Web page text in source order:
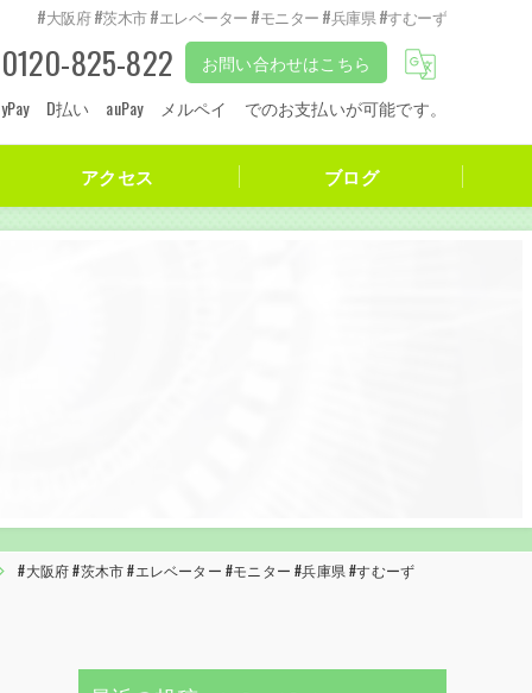
#大阪府 #茨木市 #エレベーター #モニター #兵庫県 #すむーず
0120-825-822
お問い合わせはこちら
D払い auPay メルペイ でのお支払いが可能です。
アクセス ブログ
#大阪府 #茨木市 #エレベーター #モニター #兵庫県 #すむーず